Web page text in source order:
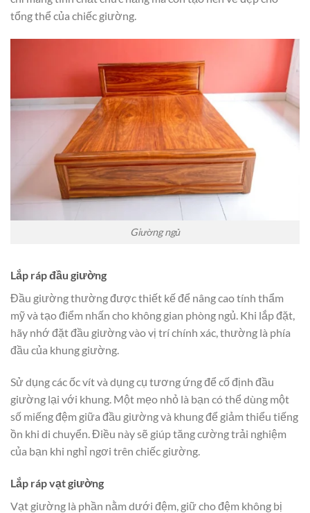
tổng thể của chiếc giường.
Giường ngủ
Lắp ráp đầu giường
Đầu giường thường được thiết kế để nâng cao tính thẩm
mỹ và tạo điểm nhấn cho không gian phòng ngủ. Khi lắp đặt,
hãy nhớ đặt đầu giường vào vị trí chính xác, thường là phía
đầu của khung giường.
Sử dụng các ốc vít và dụng cụ tương ứng để cố định đầu
giường lại với khung. Một mẹo nhỏ là bạn có thể dùng một
số miếng đệm giữa đầu giường và khung để giảm thiểu tiếng
ồn khi di chuyển. Điều này sẽ giúp tăng cường trải nghiệm
của bạn khi nghỉ ngơi trên chiếc giường.
Lắp ráp vạt giường
Vạt giường là phần nằm dưới đệm, giữ cho đệm không bị